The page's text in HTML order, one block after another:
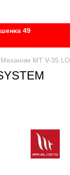
49
Механізм MT V-35